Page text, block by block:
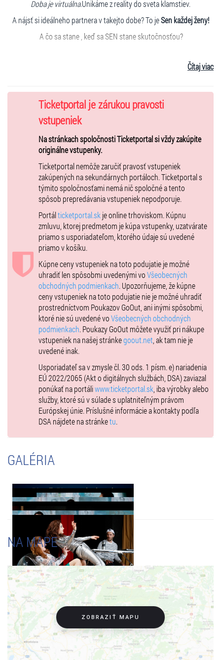
Doba je virtuálna.Unikáme z reality do sveta klamstiev.
A nájsť si ideálneho partnera v takejto dobe? To jeSen každej ženy!
A čo sa stane , keď sa SEN stane skutočnosťou?
Autor : Miro Gavran
Preklad: Martin Machata
Réžia : Michal Babiak
Scéna a kostýmy : Monika Zimányiová
Produkcia: DIVAdlo DIVA
Čítaj viac
Ticketportal je zárukou pravosti
vstupeniek
Na stránkach spoločnosti Ticketportal si vždy zakúpite
originálne vstupenky.
Ticketportal nemôže zaručiť pravosť vstupeniek
zakúpených na sekundárnych portáloch. Ticketportal s
týmito spoločnosťami nemá nič spoločné a tento
spôsob prepredávania vstupeniek nepodporuje.
Portálticketportal.sk je online trhoviskom. Kúpnu
zmluvu, ktorej predmetom je kúpa vstupenky, uzatvárate
priamo s usporiadateľom, ktorého údaje sú uvedené
priamo v košíku.
Kúpne ceny vstupeniek na toto podujatie je možné
uhradiť len spôsobmi uvedenými voVšeobecných
obchodných podmienkach. Upozorňujeme, že kúpne
ceny vstupeniek na toto podujatie nie je možné uhradiť
prostredníctvom Poukazov GoOut, ani inými spôsobmi,
ktoré nie sú uvedené voVšeobecných obchodných
podmienkach. Poukazy GoOut môžete využiť pri nákupe
vstupeniek na našej stránkegoout.net , ak tam nie je
uvedené inak.
Usporiadateľ sa v zmysle čl. 30 ods. 1 písm. e) nariadenia
EÚ 2022/2065 (Akt o digitálnych službách, DSA) zaviazal
ponúkať na portáliwww.ticketportal.sk , iba výrobky alebo
služby, ktoré sú v súlade s uplatniteľným právom
Európskej únie. Príslušné informácie a kontakty podľa
DSA nájdete na stránketu.
GALÉRIA
NA MAPE
ZOBRAZIŤ MAPU